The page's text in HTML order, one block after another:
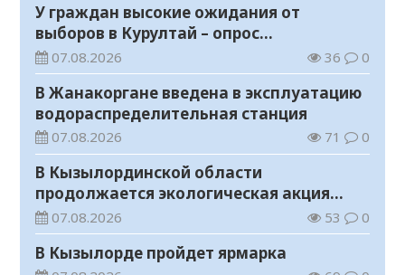
У граждан высокие ожидания от
выборов в Курултай – опрос
общественного мнения
07.08.2026 36 0
В Жанакоргане введена в эксплуатацию
водораспределительная станция
07.08.2026 71 0
В Кызылординской области
продолжается экологическая акция
«Таза Қазақстан»
07.08.2026 53 0
В Кызылорде пройдет ярмарка